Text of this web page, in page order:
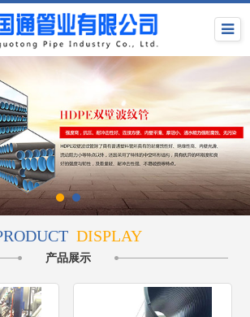
DISPLAY
产品展示